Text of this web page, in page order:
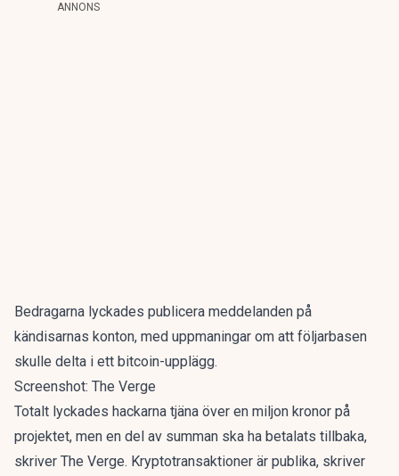
ANNONS
Bedragarna lyckades publicera meddelanden på
kändisarnas konton, med uppmaningar om att följarbasen
skulle delta i ett bitcoin-upplägg.
Screenshot: The Verge
Totalt lyckades hackarna tjäna över en miljon kronor på
projektet, men en del av summan ska ha betalats tillbaka,
skriver The Verge. Kryptotransaktioner är publika, skriver